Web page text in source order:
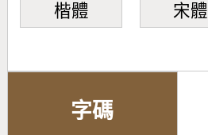
楷體 宋體
字碼